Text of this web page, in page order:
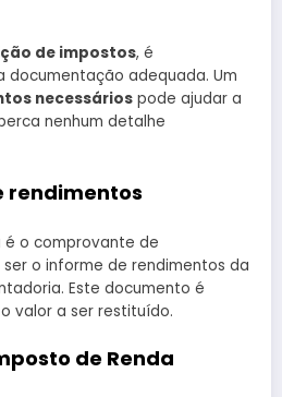
de impostos, é
documentação adequada. Um
necessários pode ajudar a
nenhum detalhe
rendimentos
é o comprovante de
o informe de rendimentos da
Este documento é
valor a ser restituído.
de Renda